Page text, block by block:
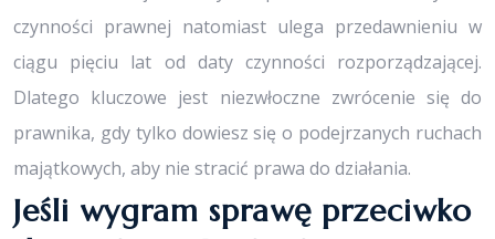
czynności prawnej natomiast ulega przedawnieniu w
ciągu pięciu lat od daty czynności rozporządzającej.
Dlatego kluczowe jest niezwłoczne zwrócenie się do
prawnika, gdy tylko dowiesz się o podejrzanych ruchach
majątkowych, aby nie stracić prawa do działania.
Jeśli wygram sprawę przeciwko